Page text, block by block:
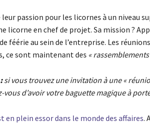
passion pour les licornes à un niveau
licorne en chef de projet. Sa mission ?
féérie au sein de l’entreprise. Les
ce sont maintenant des «
si vous trouvez une invitation à une «
d’avoir votre baguette magique à
en plein essor dans le monde des affaires.